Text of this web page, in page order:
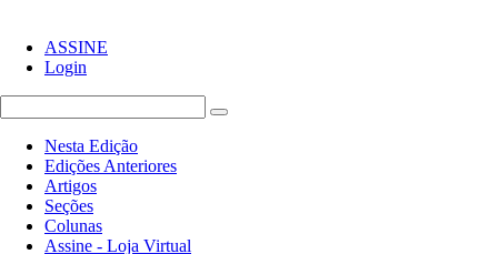
ASSINE
Login
Nesta Edição
Edições Anteriores
Artigos
Seções
Colunas
Assine - Loja Virtual